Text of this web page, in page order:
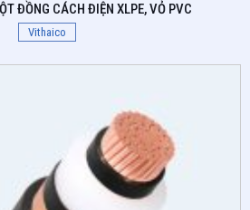
ĐỒNG CÁCH ĐIỆN XLPE, VỎ PVC
Vithaico